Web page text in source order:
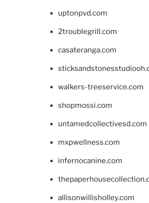
uptonpvd.com
2troublegrill.com
casateranga.com
walkers-treeservice.com
shopmossi.com
untamedcollectivesd.com
mxpwellness.com
infernocanine.com
allisonwillisholley.com